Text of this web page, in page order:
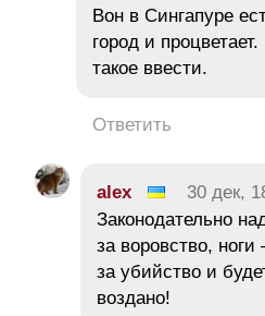
Вон в Сингапуре
город и
такое ввести.
Ответить
alex 30 дек,
Законодательно
за воровство,
за убийство и
воздано!